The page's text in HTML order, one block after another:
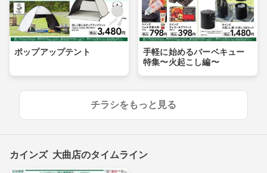
ポップアップテント
手軽に始めるバーベキュー
特集〜火起こし編〜
チラシをもっと見る
カインズ 大曲店のタイムライン